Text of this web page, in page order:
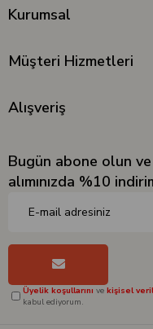
Kurumsal
Müşteri Hizmetleri
Alışveriş
Bugün abone olun
alımınızda %10
Üyelik koşullarını ve kişisel
kabul ediyorum.